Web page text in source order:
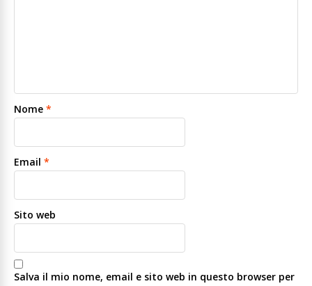
Nome *
Email *
Sito web
Salva il mio nome, email e sito web in questo browser per